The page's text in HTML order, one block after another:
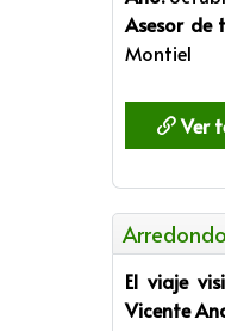
Asesor de
Montiel
Ver
El viaje
Vicente